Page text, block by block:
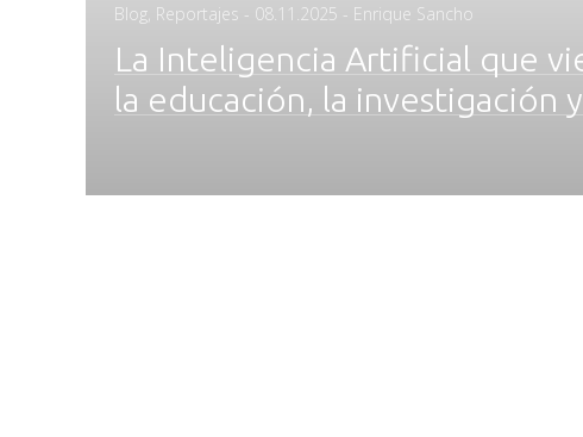
Blog, Reportajes - Posted
08.11.2025 - Enrique Sancho
La Inteligencia Artificial que
la educación, la investigación